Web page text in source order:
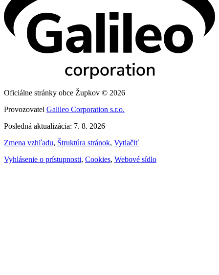
Oficiálne stránky obce Župkov © 2026
Provozovatel Galileo Corporation s.r.o.
Posledná aktualizácia: 7. 8. 2026
Zmena vzhľadu, Štruktúra stránok, Vytlačiť
Vyhlásenie o prístupnosti, Cookies, Webové sídlo